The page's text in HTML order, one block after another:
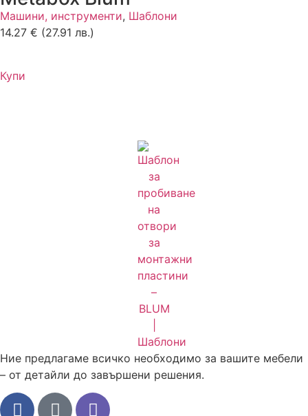
Машини, инструменти, Шаблони
14.27 € (27.91 лв.)
Купи
Ние предлагаме всичко необходимо за вашите мебели
– от детайли до завършени решения.